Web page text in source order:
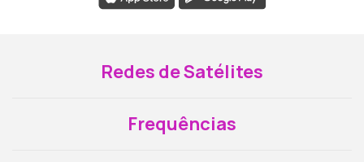
Redes de Satélites
Frequências